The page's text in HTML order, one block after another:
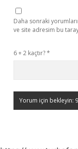
Daha sonraki
ve site adresim bu
6 + 2 kaçtır?*